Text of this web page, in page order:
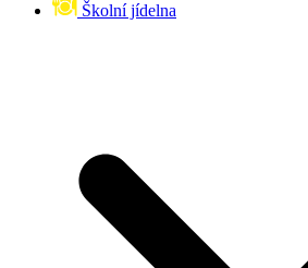
Školní jídelna